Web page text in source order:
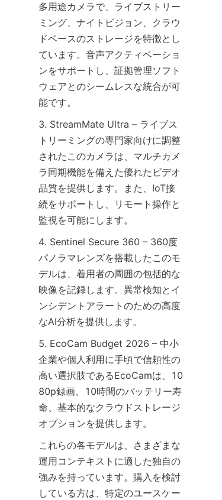
多用途カメラで、ライブストリー
ミング、ナイトビジョン、クラウ
ドベースのストレージを特徴とし
ています。音声アクティベーショ
ンをサポートし、証拠管理ソフト
ウェアとのシームレスな統合が可
3. StreamMate Ultra – ライブス
トリーミングの専門家向けに調整
されたこのカメラは、マルチカメ
ラ同期機能を備えた優れたビデオ
品質を提供します。また、IoT接
続をサポートし、リモート操作と
4. Sentinel Secure 360 – 360度
パノラマレンズを搭載したこのモ
デルは、着用者の周囲の包括的な
映像を記録します。異常検知とイ
ンシデントアラートのための高度
5. EcoCam Budget 2026 – 中小
企業や個人利用に手頃で信頼性の
高い選択肢であるEcoCamは、10
80p録画、10時間のバッテリー寿
命、基本的なクラウドストレージ
これらの各モデルは、さまざまな
運用コンテキストに適した独自の
強みを持っています。購入を検討
している方は、特定のユースケー